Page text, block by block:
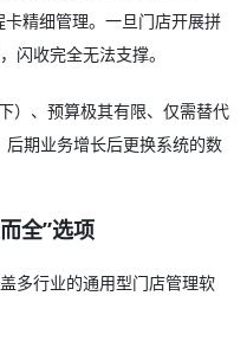
精细管理。一旦门店开展拼
闪收完全无法支撑。
）、预算极其有限、仅需替代
期业务增长后更换系统的数
全”选项
多行业的通用型门店管理软